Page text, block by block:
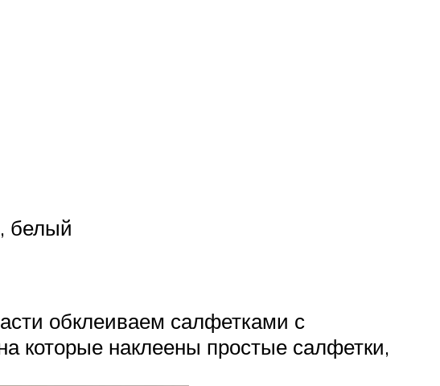
белый
обклеиваем салфетками с
которые наклеены простые салфетки,